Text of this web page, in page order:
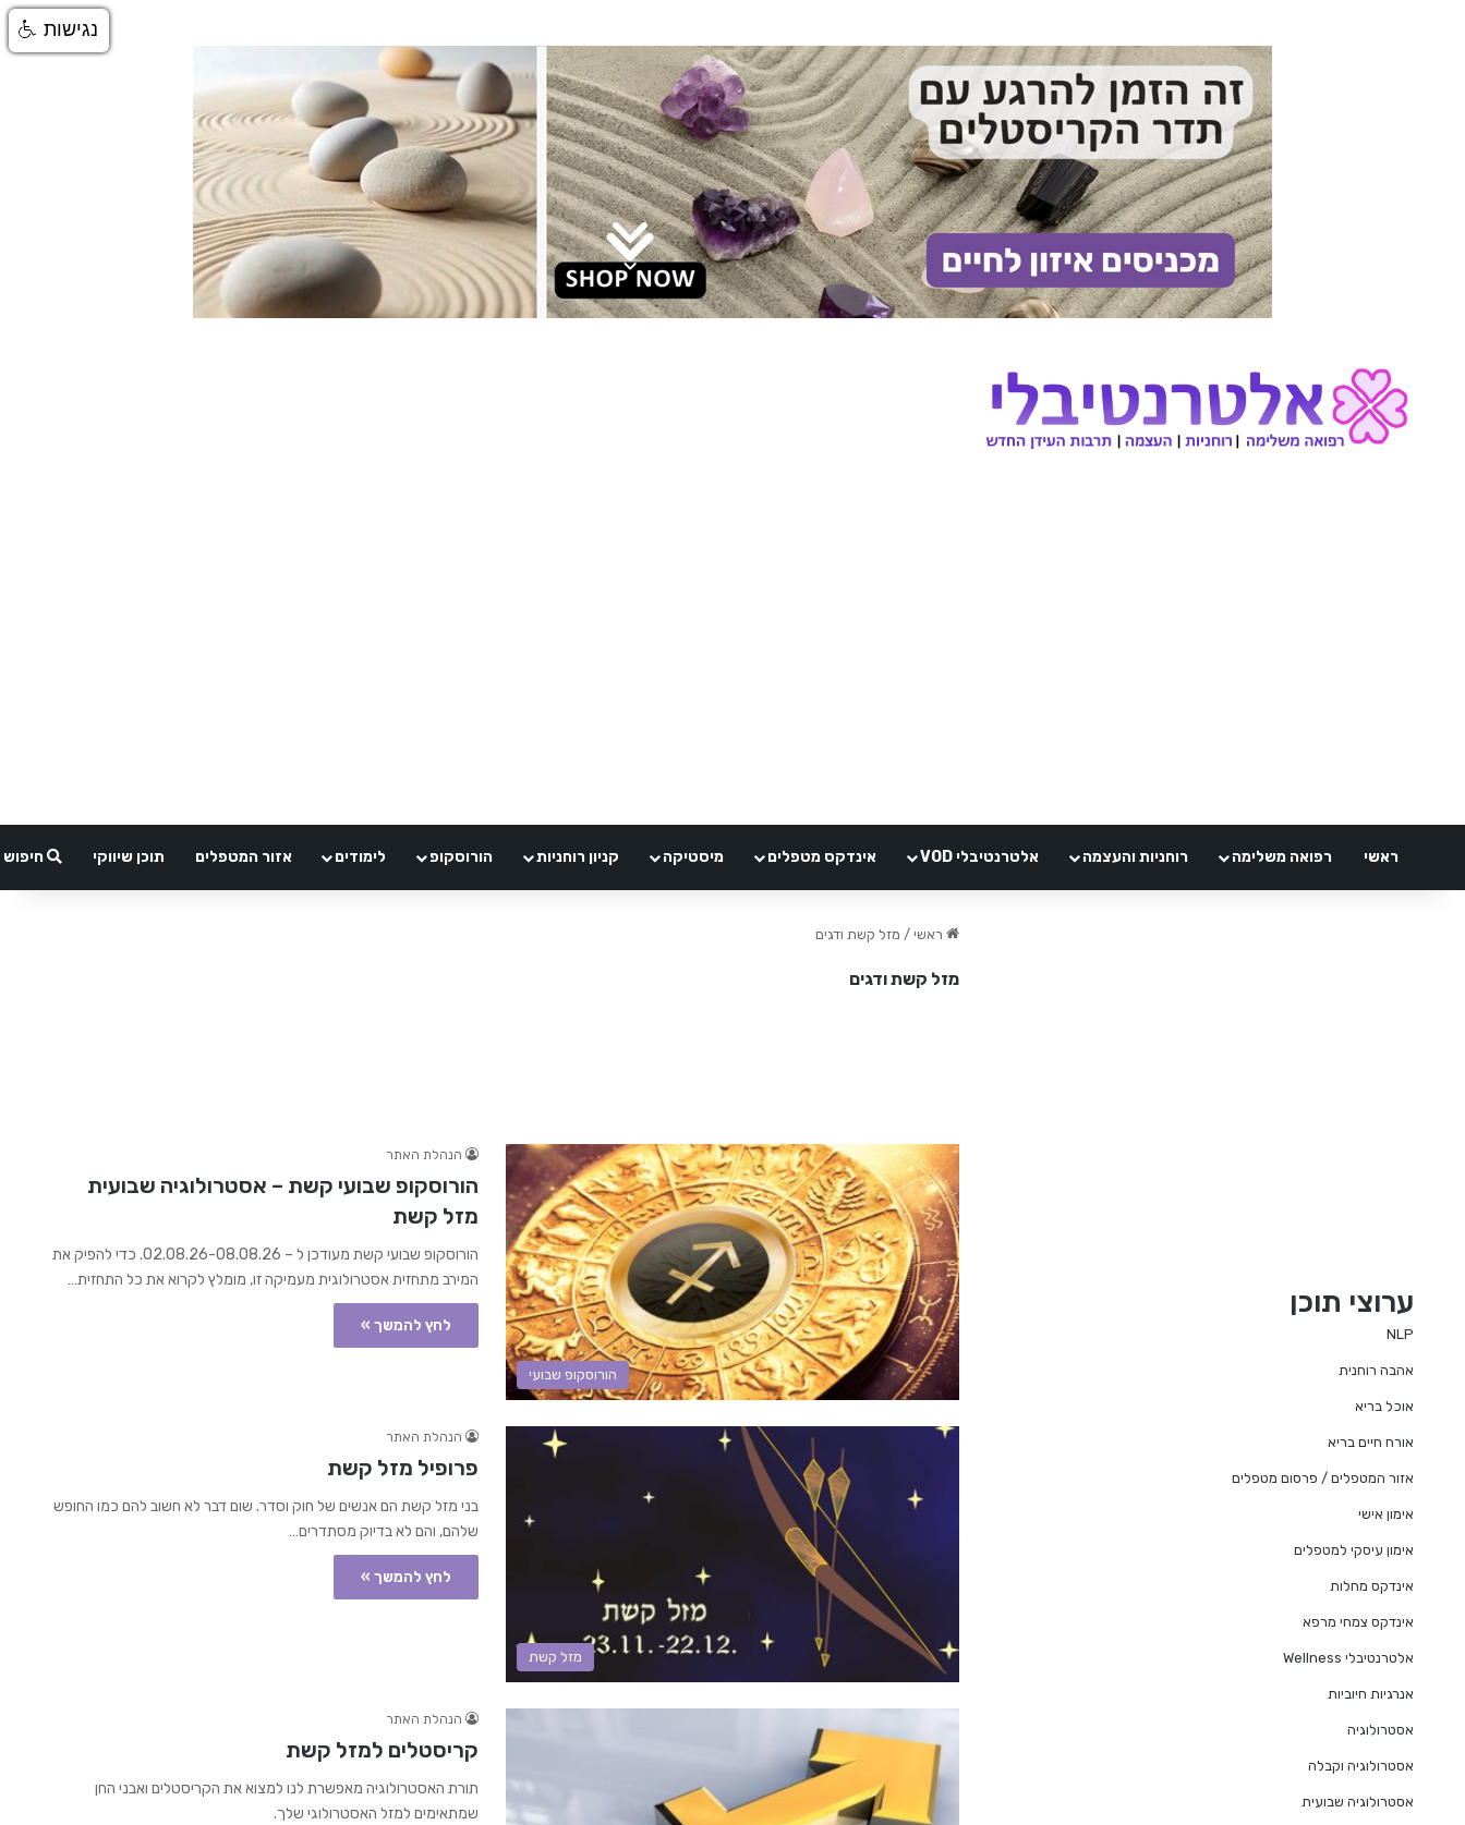
ראשי רפואה משלימה רוחניות והעצמה אלטרנטיבלי VOD אינדקס מטפלים מיסטיקה קניון רוחניות הורוסקופ לימודים אזור המטפלים תוכן שיווקי חיפוש
ראשי / מזל קשת ודגים
מזל קשת ודגים
הורוסקופ שבועי
הנהלת האתר
הורוסקופ שבועי קשת – אסטרולוגיה שבועית
מזל קשת
הורוסקופ שבועי קשת מעודכן ל – 02.08.26-08.08.26. כדי להפיק את
המירב מתחזית אסטרולוגית מעמיקה זו, מומלץ לקרוא את כל התחזית…
לחץ להמשך »
מזל קשת
הנהלת האתר
פרופיל מזל קשת
בני מזל קשת הם אנשים של חוק וסדר. שום דבר לא חשוב להם כמו החופש
שלהם, והם לא בדיוק מסתדרים…
לחץ להמשך »
הנהלת האתר
קריסטלים למזל קשת
תורת האסטרולוגיה מאפשרת לנו למצוא את הקריסטלים ואבני החן
שמתאימים למזל האסטרולוגי שלך.
ערוצי תוכן
NLP
אהבה רוחנית
אוכל בריא
אורח חיים בריא
אזור המטפלים / פרסום מטפלים
אימון אישי
אימון עיסקי למטפלים
אינדקס מחלות
אינדקס צמחי מרפא
אלטרנטיבלי Wellness
אנרגיות חיוביות
אסטרולוגיה
אסטרולוגיה וקבלה
אסטרולוגיה שבועית
נגישות